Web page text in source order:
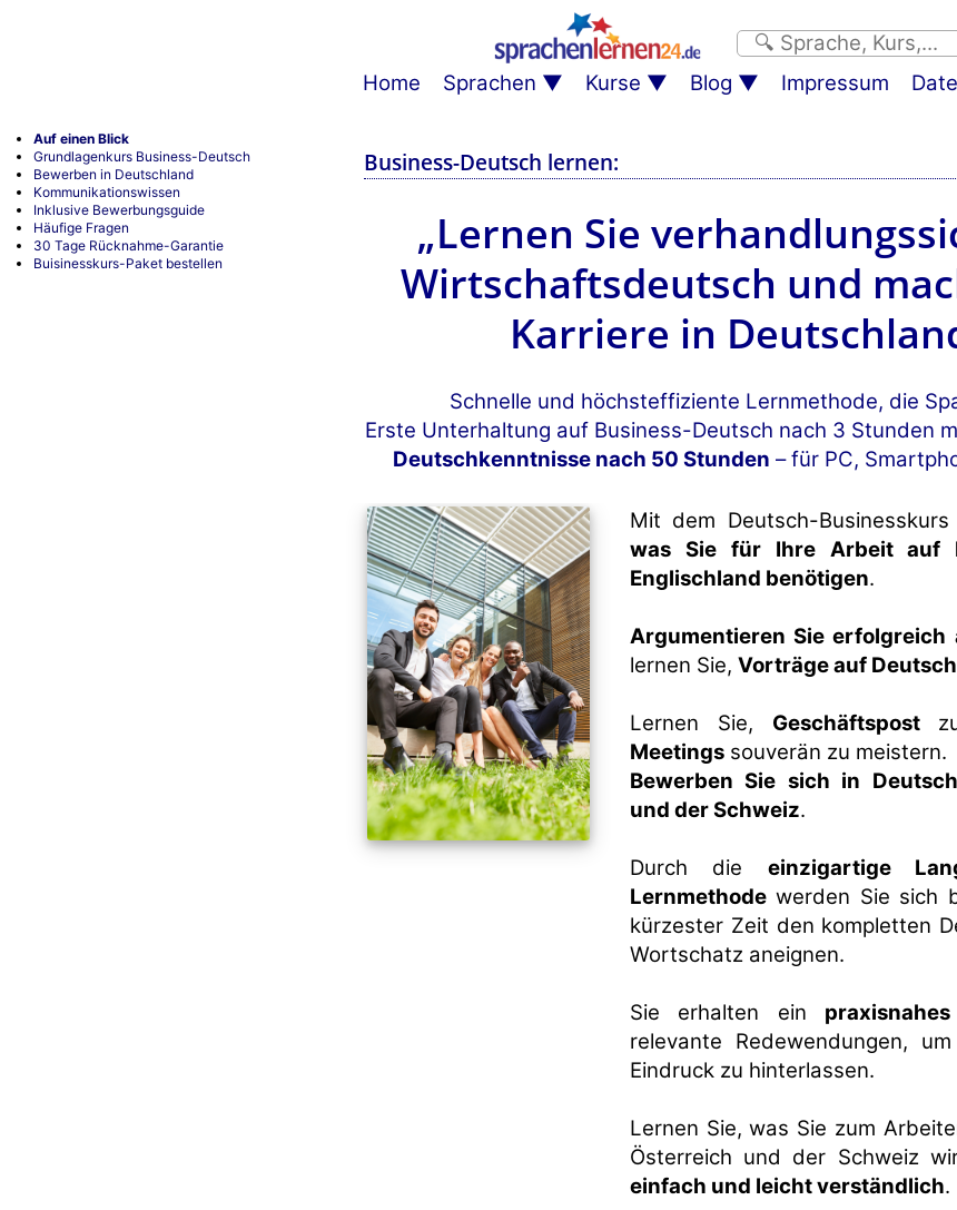
Home Sprachen Kurse Blog Impressum
Business-Deutsch lernen:
„Lernen Sie
Wirtschaftsdeutsch und
Karriere in
Schnelle und höchsteffiziente Lernmethode, die
Erste Unterhaltung auf Business-Deutsch nach 3 Stunden
Deutschkenntnisse nach 50 Stunden – für PC,
Mit dem Deutsch-
was Sie für Ihre Arbeit auf
Englischland benötigen.
Argumentieren Sie erfolgreich
lernen Sie, Vorträge auf Deutsch
Lernen Sie, Geschäftspostzu
Meetings souverän zu meistern.
Bewerben Sie sich in
und der Schweiz.
Durch die einzigartige
Lernmethode werden Sie sich
kürzester Zeit den kompletten
Wortschatz aneignen.
Sie erhalten ein
relevante Redewendungen,
Eindruck zu hinterlassen.
Lernen Sie, was Sie zum
Österreich und der Schweiz
einfach und leicht verständlich.
Auf einen Blick
Grundlagenkurs Business-Deutsch
Bewerben in Deutschland
Kommunikationswissen
Inklusive Bewerbungsguide
Häufige Fragen
30 Tage Rücknahme-Garantie
Buisinesskurs-Paket bestellen